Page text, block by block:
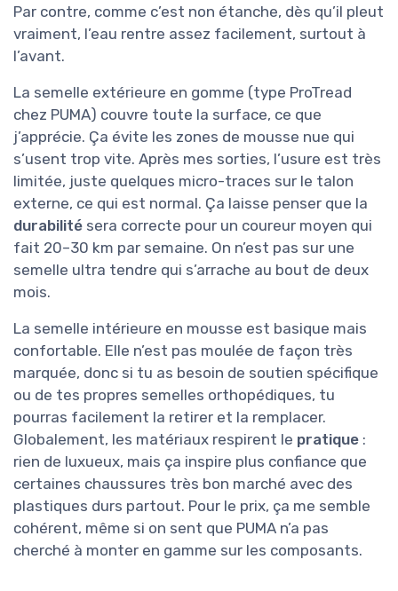
Par contre, comme c’est non étanche, dès qu’il pleut
vraiment, l’eau rentre assez facilement, surtout à
l’avant.
La semelle extérieure en gomme (type ProTread
chez PUMA) couvre toute la surface, ce que
j’apprécie. Ça évite les zones de mousse nue qui
s’usent trop vite. Après mes sorties, l’usure est très
limitée, juste quelques micro-traces sur le talon
externe, ce qui est normal. Ça laisse penser que la
durabilité sera correcte pour un coureur moyen qui
fait 20–30 km par semaine. On n’est pas sur une
semelle ultra tendre qui s’arrache au bout de deux
mois.
La semelle intérieure en mousse est basique mais
confortable. Elle n’est pas moulée de façon très
marquée, donc si tu as besoin de soutien spécifique
ou de tes propres semelles orthopédiques, tu
pourras facilement la retirer et la remplacer.
Globalement, les matériaux respirent le pratique :
rien de luxueux, mais ça inspire plus confiance que
certaines chaussures très bon marché avec des
plastiques durs partout. Pour le prix, ça me semble
cohérent, même si on sent que PUMA n’a pas
cherché à monter en gamme sur les composants.